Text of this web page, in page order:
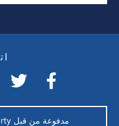
مدفوعة من قبل Nebraska Democratic Party